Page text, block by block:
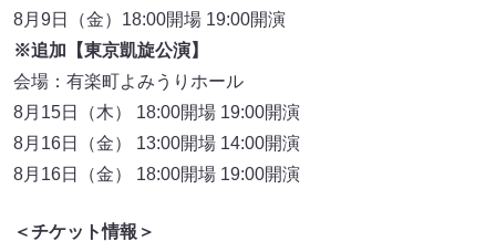
8月9日（金）18:00開場 19:00開演
※追加【東京凱旋公演】
会場：有楽町よみうりホール
8月15日（木） 18:00開場 19:00開演
8月16日（金） 13:00開場 14:00開演
8月16日（金） 18:00開場 19:00開演
＜チケット情報＞